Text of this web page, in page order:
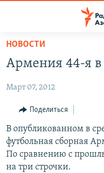
Перейти
основному
Перейти
основной
навигации
Перейти
поиску
НОВОСТИ
ПОЛИТИКА
ОБЩЕСТВО
ЭКОНОМИКА
РЕГИОН
НАГОРНЫЙ КАРАБАХ
НОВОСТИ
Армения 44-я
Март 07, 2012
Поделиться
В опубликованном в
футбольная сборная
По сравнению с
на три строчки.